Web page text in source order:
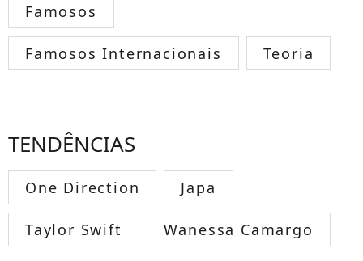
Famosos
Famosos Internacionais Teoria
TENDÊNCIAS
One Direction Japa
Taylor Swift Wanessa Camargo